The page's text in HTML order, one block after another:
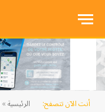
أنت الآن تتصفح: الرئيسية»